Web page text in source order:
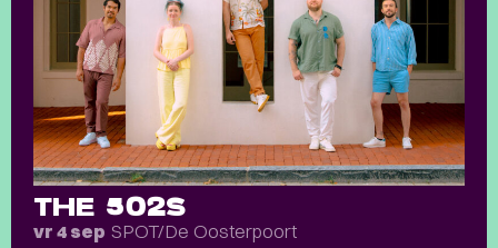
THE 502S
vr 4 sep SPOT/De Oosterpoort